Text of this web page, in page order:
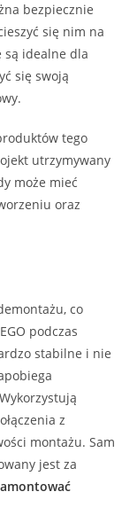
bezpiecznie
się nim na
są idealne dla
się swoją
tego
utrzymywany
może mieć
oraz
co
podczas
stabilne i nie
z
montażu. Sam
jest za